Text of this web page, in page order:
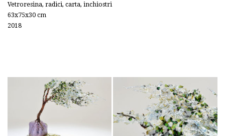
Vetroresina, radici, carta, inchiostri
63x75x30 cm
2018